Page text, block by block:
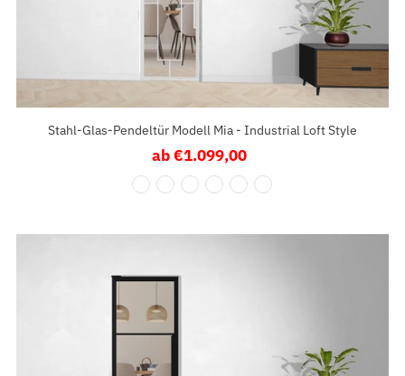
Stahl-Glas-Pendeltür Modell Mia - Industrial Loft Style
Regulärer
Preis
ab €1.099,00